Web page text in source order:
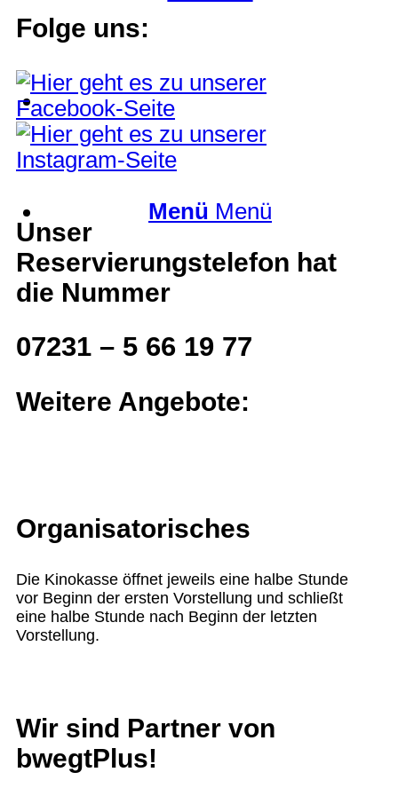
Suche
Menü Menü
Folge uns:
Unser
Reservierungstelefon hat
die Nummer
07231 – 5 66 19 77
Weitere Angebote:
Organisatorisches
Die Kinokasse öffnet jeweils eine halbe Stunde
vor Beginn der ersten Vorstellung und schließt
eine halbe Stunde nach Beginn der letzten
Vorstellung.
Wir sind Partner von
bwegtPlus!